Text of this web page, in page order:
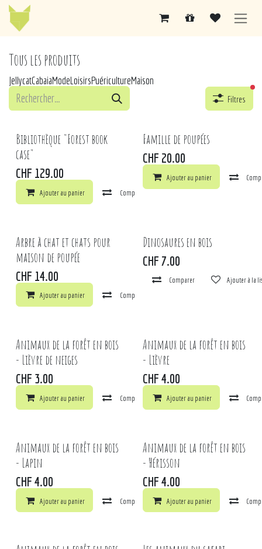
Se rendre au contenu
Tous les produits
JellycatCabaiaModeLoisirsPuéricultureMaison
Filtres
Bibliothèque "Forest book
case"
CHF 129.00
Ajouter au panier Comparer
Famille de poupées
CHF 20.00
Ajouter au panier
Arbre à chat et chats pour
maison de poupée
CHF 14.00
Ajouter au panier Comparer
Dinosaures en bois
CHF 7.00
Comparer Ajouter à la
Animaux de la forêt en bois
- Lièvre de neiges
CHF 3.00
Ajouter au panier Comparer Ajouter à la liste de souhaits
Animaux de la forêt en bois
- Lièvre
CHF 4.00
Ajouter au panier
Animaux de la forêt en bois
- Lapin
CHF 4.00
Ajouter au panier Comparer Ajouter à la liste de souhaits
Animaux de la forêt en bois
- Hérisson
CHF 4.00
Ajouter au panier